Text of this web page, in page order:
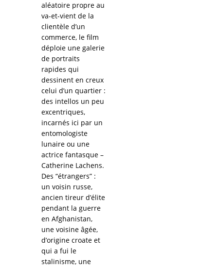
aléatoire propre au
va-et-vient de la
clientèle d’un
commerce, le film
déploie une galerie
de portraits
rapides qui
dessinent en creux
celui d’un quartier :
des intellos un peu
excentriques,
incarnés ici par un
entomologiste
lunaire ou une
actrice fantasque –
Catherine Lachens.
Des “étrangers” :
un voisin russe,
ancien tireur d’élite
pendant la guerre
en Afghanistan,
une voisine âgée,
d’origine croate et
qui a fui le
stalinisme, une